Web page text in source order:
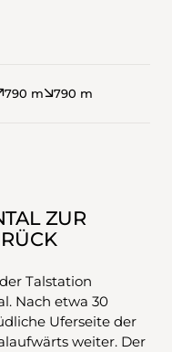
790 m 790 m
ZUR
Talstation
Nach etwa 30
Uferseite der
weiter. Der